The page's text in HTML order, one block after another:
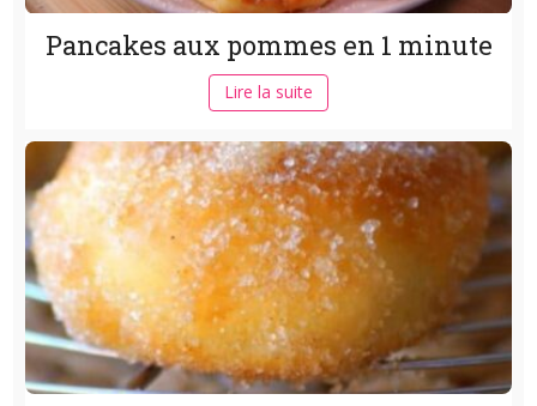
Pancakes aux pommes en 1 minute
Lire la suite